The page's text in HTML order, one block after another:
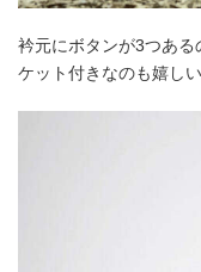
衿元にボタンが3つあ
ケット付きなのも嬉しい